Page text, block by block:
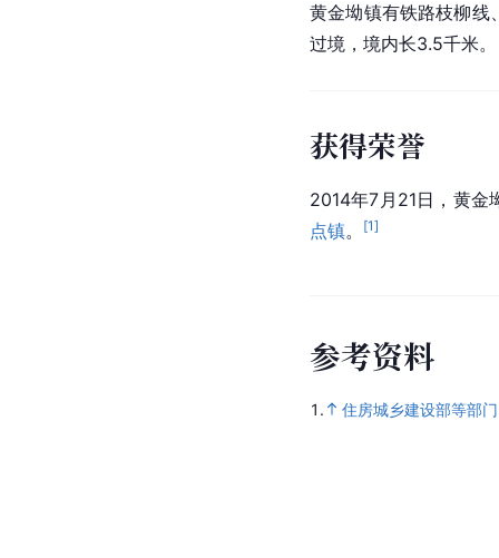
黄金坳镇有铁路枝柳线
过境，境内长3.5千米。
获得荣誉
2014年7月21日，黄金
点镇。 [1]
参考资料
1. 住房城乡建设部等部